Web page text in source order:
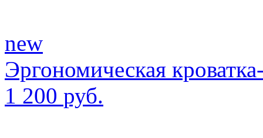
new
Эргономическая
1 200 руб.